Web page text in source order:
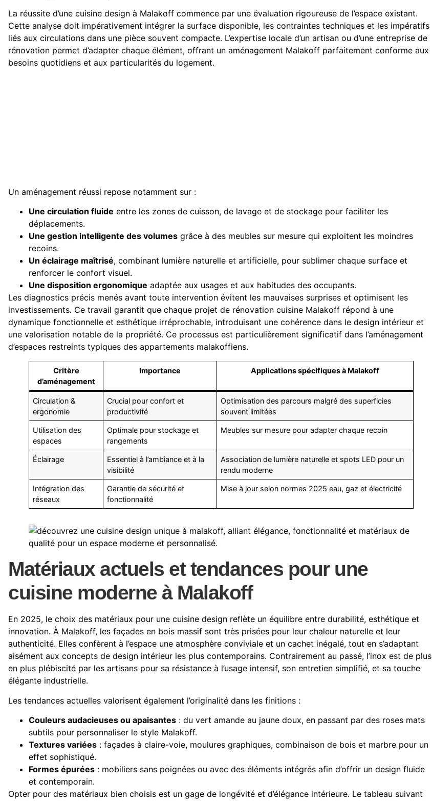
La réussite d’une cuisine design à Malakoff commence par une évaluation rigoureuse de l’espace existant.
Cette analyse doit impérativement intégrer la surface disponible, les contraintes techniques et les impératifs
liés aux circulations dans une pièce souvent compacte. L’expertise locale d’un artisan ou d’une entreprise de
rénovation permet d’adapter chaque élément, offrant un aménagement Malakoff parfaitement conforme aux
besoins quotidiens et aux particularités du logement.
Un aménagement réussi repose notamment sur :
Une circulation fluide entre les zones de cuisson, de lavage et de stockage pour faciliter les
déplacements.
Une gestion intelligente des volumes grâce à des meubles sur mesure qui exploitent les moindres
recoins.
Un éclairage maîtrisé, combinant lumière naturelle et artificielle, pour sublimer chaque surface et
renforcer le confort visuel.
Une disposition ergonomique adaptée aux usages et aux habitudes des occupants.
Les diagnostics précis menés avant toute intervention évitent les mauvaises surprises et optimisent les
investissements. Ce travail garantit que chaque projet de rénovation cuisine Malakoff répond à une
dynamique fonctionnelle et esthétique irréprochable, introduisant une cohérence dans le design intérieur et
une valorisation notable de la propriété. Ce processus est particulièrement significatif dans l’aménagement
d’espaces restreints typiques des appartements malakoffiens.
Critère
d’aménagement
Importance Applications spécifiques à Malakoff
Circulation &
ergonomie
Crucial pour confort et
productivité
Optimisation des parcours malgré des superficies
souvent limitées
Utilisation des
espaces
Optimale pour stockage et
rangements
Meubles sur mesure pour adapter chaque recoin
Éclairage
Essentiel à l’ambiance et à la
visibilité
Association de lumière naturelle et spots LED pour un
rendu moderne
Intégration des
réseaux
Garantie de sécurité et
fonctionnalité
Mise à jour selon normes 2025 eau, gaz et électricité
Matériaux actuels et tendances pour une
cuisine moderne à Malakoff
En 2025, le choix des matériaux pour une cuisine design reflète un équilibre entre durabilité, esthétique et
innovation. À Malakoff, les façades en bois massif sont très prisées pour leur chaleur naturelle et leur
authenticité. Elles confèrent à l’espace une atmosphère conviviale et un cachet inégalé, tout en s’adaptant
aisément aux concepts de design intérieur les plus contemporains. Contrairement au passé, l’inox est de plus
en plus plébiscité par les artisans pour sa résistance à l’usage intensif, son entretien simplifié, et sa touche
élégante industrielle.
Les tendances actuelles valorisent également l’originalité dans les finitions :
Couleurs audacieuses ou apaisantes : du vert amande au jaune doux, en passant par des roses mats
subtils pour personnaliser le style Malakoff.
Textures variées : façades à claire-voie, moulures graphiques, combinaison de bois et marbre pour un
effet sophistiqué.
Formes épurées : mobiliers sans poignées ou avec des éléments intégrés afin d’offrir un design fluide
et contemporain.
Opter pour des matériaux bien choisis est un gage de longévité et d’élégance intérieure. Le tableau suivant